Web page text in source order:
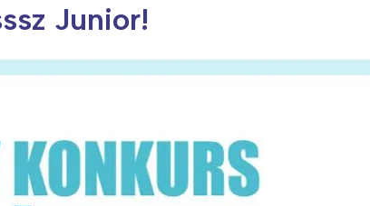
Junior!